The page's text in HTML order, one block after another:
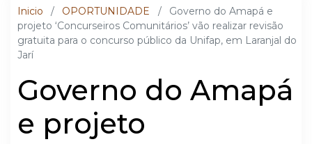
Inicio / OPORTUNIDADE /
Governo do Amapá e
projeto ‘Concurseiros Comunitários’ vão realizar revisão
gratuita para o concurso público da Unifap, em Laranjal do
Jarí
Governo do Amapá
e projeto